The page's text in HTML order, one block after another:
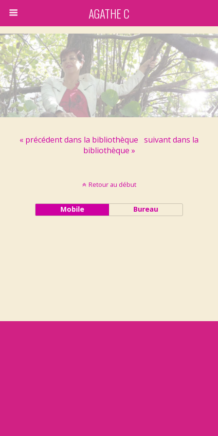
AGATHE C
« précédent dans la bibliothèque suivant dans la
bibliothèque »
Retour au début
Mobile Bureau